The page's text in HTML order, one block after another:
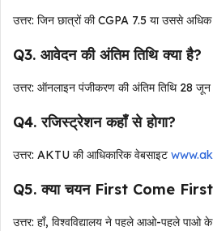
उत्तर: जिन छात्रों की CGPA 7.5 या उससे
Q3. आवेदन की अंतिम तिथि क्या है?
उत्तर: ऑनलाइन पंजीकरण की अंतिम तिथि 28
Q4. रजिस्ट्रेशन कहाँ से होगा?
उत्तर: AKTU की आधिकारिक वेबसाइट
Q5. क्या चयन First Come First
उत्तर: हाँ, विश्वविद्यालय ने पहले आओ-पहले पाओ